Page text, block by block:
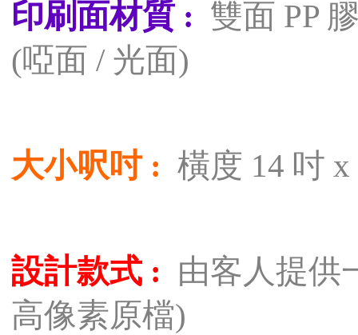
印刷面材質 : 雙面 PP
(啞面 / 光面)
大小呎吋 : 橫度 14 吋
設計款式 : 由客人提供
高像素原檔)